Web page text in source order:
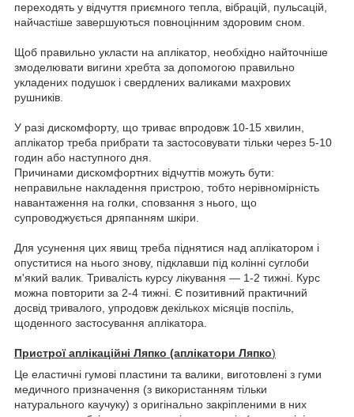
переходять у відчуття приємного тепла, вібрацій, пульсацій,
найчастіше завершуються повноцінним здоровим сном.
Щоб правильно укласти на аплікатор, необхідно найточніше
змоделювати вигини хребта за допомогою правильно
укладених подушок і свердлених валиками махрових
рушників.
У разі дискомфорту, що триває впродовж 10-15 хвилин,
аплікатор треба прибрати та застосовувати тільки через 5-10
годин або наступного дня.
Причинами дискомфортних відчуттів можуть бути:
неправильне накладення пристрою, тобто нерівномірність
навантаження на голки, сповзання з нього, що
супроводжується дряпанням шкіри.
Для усунення цих явищ треба піднятися над аплікатором і
опуститися на нього знову, підклавши під колінні суглоби
м'який валик. Тривалість курсу лікування — 1-2 тижні. Курс
можна повторити за 2-4 тижні. Є позитивний практичний
досвід тривалого, упродовж декількох місяців поспіль,
щоденного застосування аплікатора.
Пристрої аплікаційні Ляпко (аплікатори Ляпко)
Це еластичні гумові пластини та валики, виготовлені з гуми
медичного призначення (з використанням тільки
натурального каучуку) з оригінально закріпленими в них